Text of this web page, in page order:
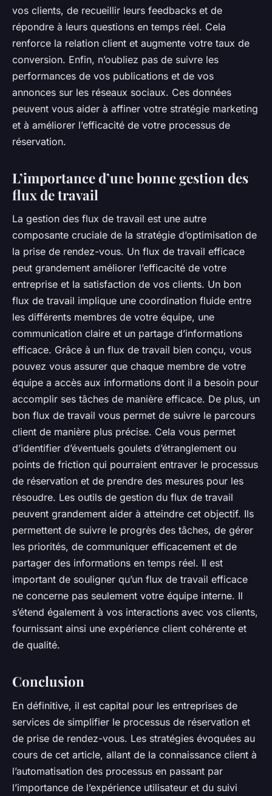
vos clients, de recueillir leurs feedbacks et de
répondre à leurs questions en temps réel. Cela
renforce la relation client et augmente votre taux de
conversion. Enfin, n’oubliez pas de suivre les
performances de vos publications et de vos
annonces sur les réseaux sociaux. Ces données
peuvent vous aider à affiner votre stratégie marketing
et à améliorer l’efficacité de votre processus de
réservation.
L’importance d’une bonne gestion des
flux de travail
La gestion des flux de travail est une autre
composante cruciale de la stratégie d’optimisation de
la prise de rendez-vous. Un flux de travail efficace
peut grandement améliorer l’efficacité de votre
entreprise et la satisfaction de vos clients. Un bon
flux de travail implique une coordination fluide entre
les différents membres de votre équipe, une
communication claire et un partage d’informations
efficace. Grâce à un flux de travail bien conçu, vous
pouvez vous assurer que chaque membre de votre
équipe a accès aux informations dont il a besoin pour
accomplir ses tâches de manière efficace. De plus, un
bon flux de travail vous permet de suivre le parcours
client de manière plus précise. Cela vous permet
d’identifier d’éventuels goulets d’étranglement ou
points de friction qui pourraient entraver le processus
de réservation et de prendre des mesures pour les
résoudre. Les outils de gestion du flux de travail
peuvent grandement aider à atteindre cet objectif. Ils
permettent de suivre le progrès des tâches, de gérer
les priorités, de communiquer efficacement et de
partager des informations en temps réel. Il est
important de souligner qu’un flux de travail efficace
ne concerne pas seulement votre équipe interne. Il
s’étend également à vos interactions avec vos clients,
fournissant ainsi une expérience client cohérente et
de qualité.
Conclusion
En définitive, il est capital pour les entreprises de
services de simplifier le processus de réservation et
de prise de rendez-vous. Les stratégies évoquées au
cours de cet article, allant de la connaissance client à
l’automatisation des processus en passant par
l’importance de l’expérience utilisateur et du suivi